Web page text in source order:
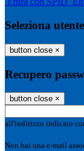
Seleziona utente
button close ×
Recupero
button close ×
all'indirizzo indicato
Non hai una e-mail